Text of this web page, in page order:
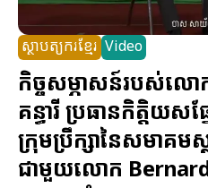
ស្ថាបត្យករខ្មែរ Video
កិច្ចសម្ភាសន៍របស់ល
គន្ធារី ប្រធានកិត្តិយសផ្
ក្រុមប្រឹក្សានៃសមាគមស្
ជាមួយលោក Bernard